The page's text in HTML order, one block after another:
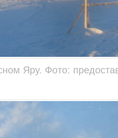
Яру. Фото: